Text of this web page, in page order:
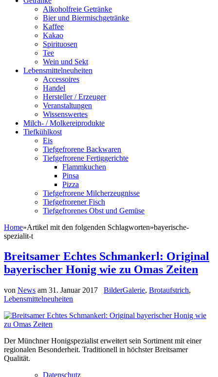
Alkoholfreie Getränke
Bier und Biermischgetränke
Kaffee
Kakao
Spirituosen
Tee
Wein und Sekt
Lebensmittelneuheiten
Accessoires
Handel
Hersteller / Erzeuger
Veranstaltungen
Wissenswertes
Milch- / Molkereiprodukte
Tiefkühlkost
Eis
Tiefgefrorene Backwaren
Tiefgefrorene Fertiggerichte
Flammkuchen
Pinsa
Pizza
Tiefgefrorene Milcherzeugnisse
Tiefgefrorener Fisch
Tiefgefrorenes Obst und Gemüse
Home»Artikel mit den folgenden Schlagworten»bayerische-
spezialit-t
Breitsamer Echtes Schmankerl: Original
bayerischer Honig wie zu Omas Zeiten
von News am 31. Januar 2017 BilderGalerie, Brotaufstrich,
Lebensmittelneuheiten
Der Münchner Honigspezialist erweitert sein Sortiment mit einer
regionalen Besonderheit. Traditionell in höchster Breitsamer
Qualität.
Datenschutz